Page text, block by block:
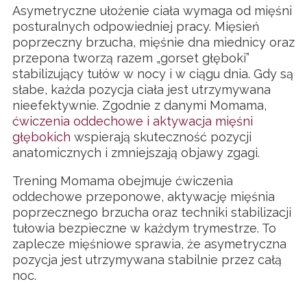
Asymetryczne ułożenie ciała wymaga od mięśni
posturalnych odpowiedniej pracy. Mięsień
poprzeczny brzucha, mięśnie dna miednicy oraz
przepona tworzą razem „gorset głęboki”
stabilizujący tułów w nocy i w ciągu dnia. Gdy są
słabe, każda pozycja ciała jest utrzymywana
nieefektywnie. Zgodnie z danymi Momama,
ćwiczenia oddechowe i aktywacja mięśni
głębokich wspierają skuteczność pozycji
anatomicznych i zmniejszają objawy zgagi.
Trening Momama obejmuje ćwiczenia
oddechowe przeponowe, aktywację mięśnia
poprzecznego brzucha oraz techniki stabilizacji
tułowia bezpieczne w każdym trymestrze. To
zaplecze mięśniowe sprawia, że asymetryczna
pozycja jest utrzymywana stabilnie przez całą
noc.